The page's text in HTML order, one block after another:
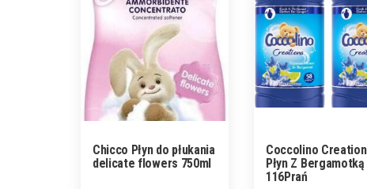
Chicco Płyn do płukania
delicate flowers 750ml
Coccolino
Płyn Z Bergamotką
116Prań